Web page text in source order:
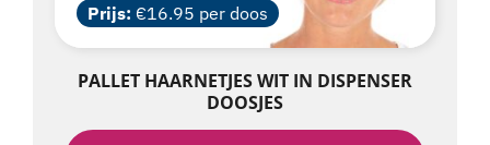
Prijs: €16.95 per doos
PALLET HAARNETJES WIT IN DISPENSER
DOOSJES